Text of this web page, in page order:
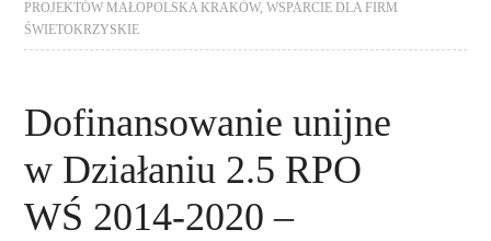
PROJEKTÓW MAŁOPOLSKA KRAKÓW, WSPARCIE DLA FIRM
ŚWIETOKRZYSKIE
Dofinansowanie unijne
w Działaniu 2.5 RPO
WŚ 2014-2020 –